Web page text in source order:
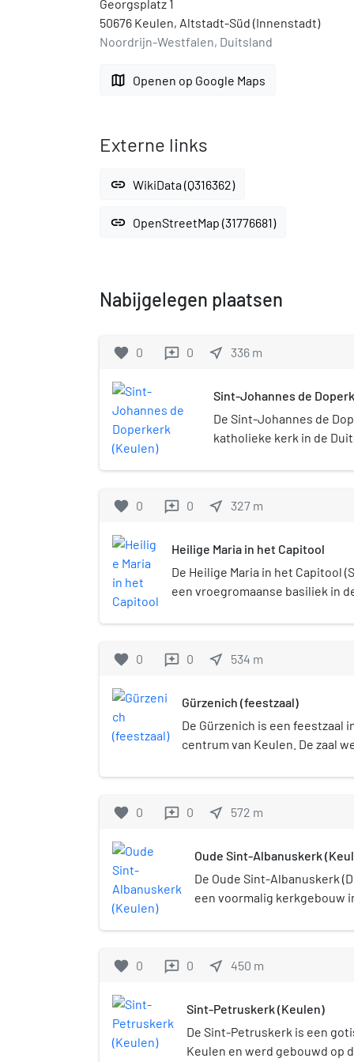
Georgsplatz 1
50676 Keulen, Altstadt-Süd (Innenstadt)
Noordrijn-Westfalen, Duitsland
map Openen op Google Maps
Externe links
link WikiData (Q316362)
link OpenStreetMap (31776681)
Nabijgelegen plaatsen
favorite 0 reviews 0 near_me 336 m
Sint-Johannes de
De Sint-Johannes de
katholieke kerk in de
favorite 0 reviews 0 near_me 327 m
Heilige Maria in het Capitool
De Heilige Maria in het Capitool
een vroegromaanse basiliek in
Wereldoorlog bijna volledig
werd teruggebracht.
favorite 0 reviews 0 near_me 534 m
Gürzenich (feestzaal)
De Gürzenich is een feestzaal
centrum van Keulen. De zaal
gebouwd werd. De Gürzenich
feestzaal voor een grote
gebouwencomplex gebruikt
congressen,
favorite 0 reviews 0 near_me 572 m
Oude Sint-Albanuskerk
De Oude Sint-Albanuskerk
een voormalig kerkgebouw
kerken van de stad en werd
volgde geen herbouw en
slachtoffers van de oorlog.
favorite 0 reviews 0 near_me 450 m
Sint-Petruskerk (Keulen)
De Sint-Petruskerk is een
Keulen en werd gebouwd op